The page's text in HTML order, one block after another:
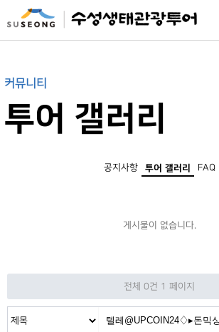
커뮤니티
투어 갤러리
공지사항 투어 갤러리 FAQ
게시물이 없습니다.
전체 0건 1 페이지